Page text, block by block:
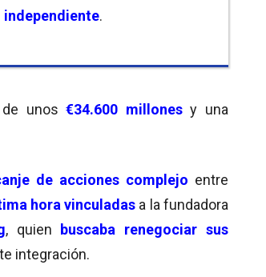
independiente.
de unos€34.600 millonesy una
de acciones complejo entre
hora vinculadas a la fundadora
, quien buscaba renegociar sus
integración.